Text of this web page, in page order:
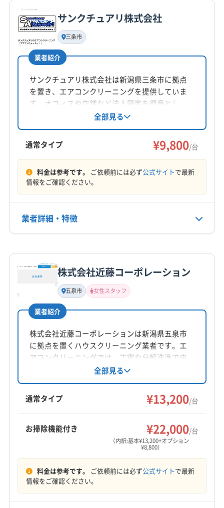
基本情報
代表者名
永井和浩
所在地
新潟県新潟市西区寺尾東3-14-59 kage2 F
対応地域
燕市 見附市
十日町市
小千谷市 新潟市江南区
新潟市秋葉区
新潟市西蒲区
新潟市東区
長岡市
柏崎市 刈羽郡刈羽村
岩船郡関川村
三島郡出雲崎町
西蒲原郡弥彦村
もっと見る
営業時間
定休日
年中無休
電話番号
080-9083-3168
公式サイトを見る
サンクチュアリ株式会社
三条市
業者紹介
サンクチュアリ株式会社は新潟県三条市に拠点
を置き、エアコンクリーニングを提供していま
す。オフィスや店舗など法人顧客を得意とし、
エアコン専用の薬品を使用し丁寧に作業。割引
価格で対応中です。喫煙室や油汚れが気になる
エアコンの清掃にも対応しています。
全部見る
通常タイプ ¥9,800/台
料金は参考です。 ご依頼前には必ず公式サイトで最新
情報をご確認ください。
業者詳細・特徴
基本情報
所在地
新潟県三条市帯織2342-2 エキラボ帯織内
対応地域
見附市 三条市
営業時間
9:00〜17:00
定休日
電話番号
0120-546-157
株式会社近藤コーポレーション
五泉市 女性スタッフ
業者紹介
株式会社近藤コーポレーションは新潟県五泉市
に拠点を置くハウスクリーニング業者です。エ
アコンクリーニングでは、丁寧な分解洗浄で内
部の汚れを徹底除去し、防カビ・抗菌コーティ
ングにも対応。女性スタッフも在籍しており、
安心感も魅力です。日祝定休、9時～17時まで営
業しています。
全部見る
通常タイプ ¥13,200/台
お掃除機能付き ¥22,000/台
（内訳:基本¥13,200+オプション
¥8,800）
料金は参考です。 ご依頼前には必ず公式サイトで最新
情報をご確認ください。